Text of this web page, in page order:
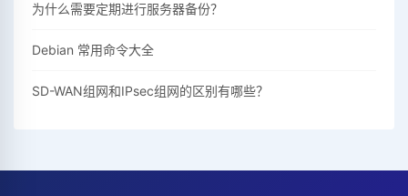
为什么需要定期进行服务器备份？
Debian 常用命令大全
SD-WAN组网和IPsec组网的区别有哪些？